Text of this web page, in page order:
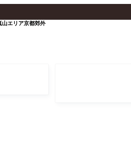
山エリア京都郊外